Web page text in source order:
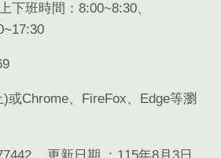
下班時間：8:00~8:30、
)或Chrome、 FireFox、 Edge等瀏